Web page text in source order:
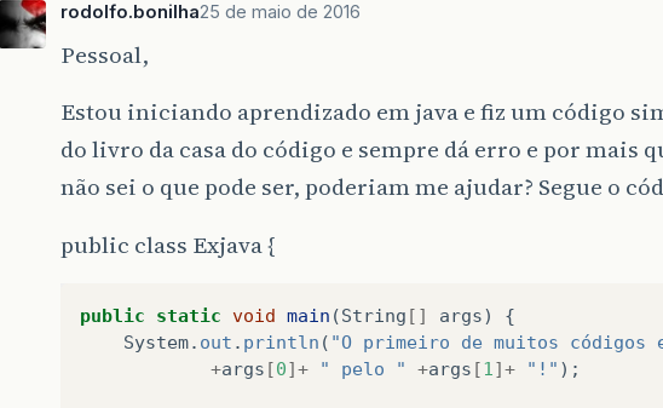
rodolfo.bonilha25 de maio de 2016
Pessoal,
Estou iniciando aprendizado em java e fiz um código
do livro da casa do código e sempre dá erro e por mais
não sei o que pode ser, poderiam me ajudar? Segue o
public class Exjava {
public static void main (String [] args)
{
System. out . println ( "O primeiro de muitos códigos
+args [0]+ " pelo " +args [1 ]+ "!" );